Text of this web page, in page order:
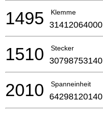
Klemme
1495 31412064000
Stecker
1510 30798753140
Spanneinheit
2010 64298120140